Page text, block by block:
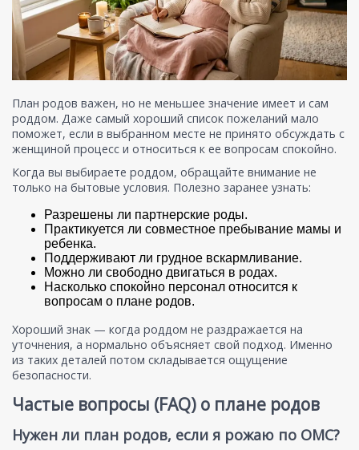
План родов важен, но не меньшее значение имеет и сам
роддом. Даже самый хороший список пожеланий мало
поможет, если в выбранном месте не принято обсуждать с
женщиной процесс и относиться к ее вопросам спокойно.
Когда вы выбираете роддом, обращайте внимание не
только на бытовые условия. Полезно заранее узнать:
Разрешены ли партнерские роды.
Практикуется ли совместное пребывание мамы и
ребенка.
Поддерживают ли грудное вскармливание.
Можно ли свободно двигаться в родах.
Насколько спокойно персонал относится к
вопросам о плане родов.
Хороший знак — когда роддом не раздражается на
уточнения, а нормально объясняет свой подход. Именно
из таких деталей потом складывается ощущение
безопасности.
Частые вопросы (FAQ) о плане родов
Нужен ли план родов, если я рожаю по ОМС?